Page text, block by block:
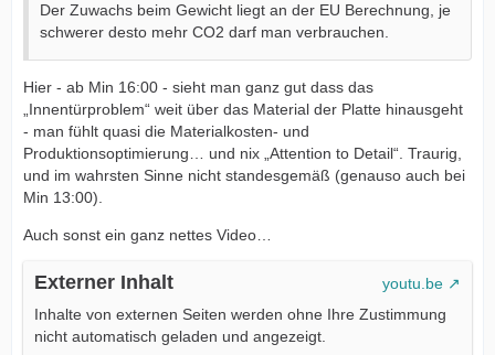
Der Zuwachs beim Gewicht liegt an der EU Berechnung, je
schwerer desto mehr CO2 darf man verbrauchen.
Hier - ab Min 16:00 - sieht man ganz gut dass das
„Innentürproblem“ weit über das Material der Platte hinausgeht
- man fühlt quasi die Materialkosten- und
Produktionsoptimierung… und nix „Attention to Detail“. Traurig,
und im wahrsten Sinne nicht standesgemäß (genauso auch bei
Min 13:00).
Auch sonst ein ganz nettes Video…
Externer Inhalt
youtu.be
Inhalte von externen Seiten werden ohne Ihre Zustimmung
nicht automatisch geladen und angezeigt.